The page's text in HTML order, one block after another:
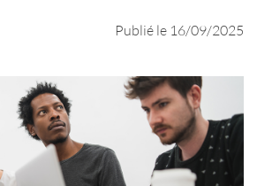
Publié le 16/09/2025